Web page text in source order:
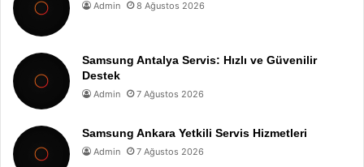
Admin 8 Ağustos 2026
Samsung Antalya Servis: Hızlı ve Güvenilir
Destek
Admin 7 Ağustos 2026
Samsung Ankara Yetkili Servis Hizmetleri
Admin 7 Ağustos 2026